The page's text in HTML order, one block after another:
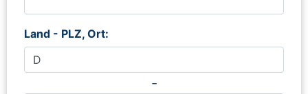
Land - PLZ, Ort:
-